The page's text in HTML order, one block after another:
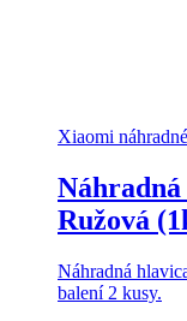
Xiaomi
Náhradná
Ružová
Náhradná
balení 2 kusy.